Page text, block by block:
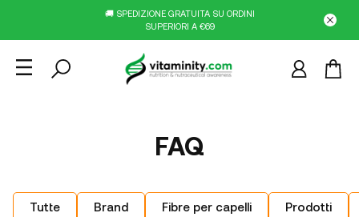
🚚 SPEDIZIONE GRATUITA SU ORDINI
SUPERIORI A €69
FAQ
Tutte Brand Fibre per capelli Prodotti